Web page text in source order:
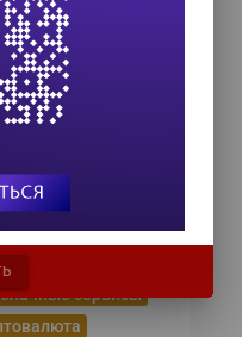
2026
Удаленная работа
сервисы